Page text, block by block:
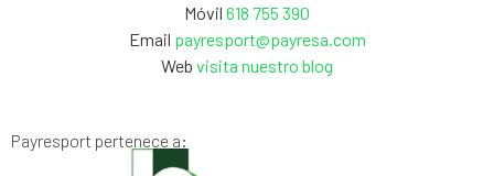
Móvil 618 755 390
Email payresport@payresa.com
Web visita nuestro blog
Payresport pertenece a: